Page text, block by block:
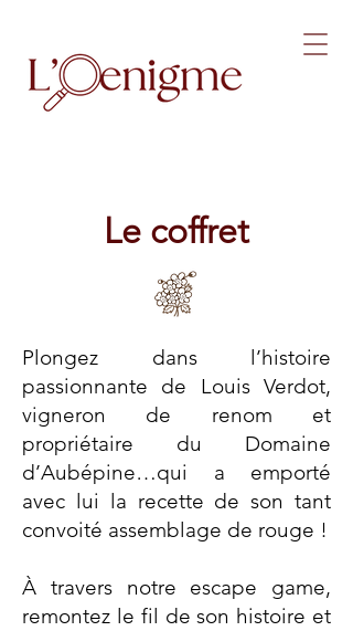
Le coffret
Plongez dans l’histoire
passionnante de Louis Verdot,
vigneron de renom et
propriétaire du Domaine
d’Aubépine…qui a emporté
avec lui la recette de son tant
convoité assemblage de rouge !
​À travers notre escape game,
remontez le fil de son histoire et